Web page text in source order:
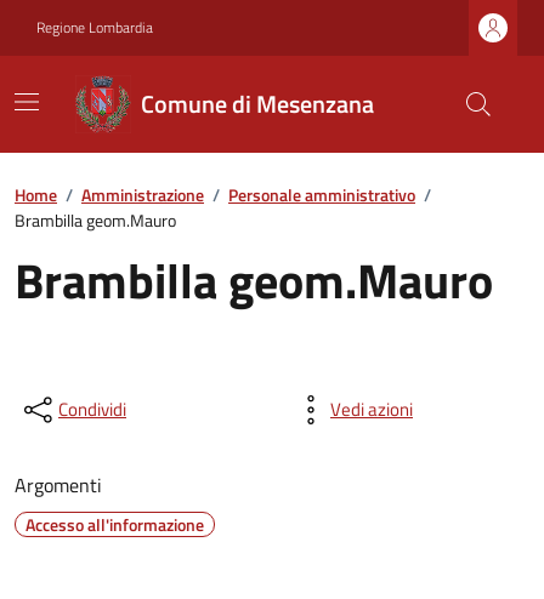
Regione Lombardia
Comune di Mesenzana
Home / Amministrazione / Personale amministrativo /
Brambilla geom.Mauro
Brambilla geom.Mauro
Condividi Vedi azioni
Argomenti
Accesso all'informazione